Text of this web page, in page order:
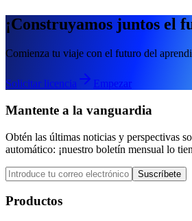
¡Construyamos juntos el
Comienza tu viaje con el futuro del
Solicitar licencia Empezar
Mantente a la vanguardia
Obtén las últimas noticias y perspectivas
automático: ¡nuestro boletín mensual lo
Suscríbete
Productos